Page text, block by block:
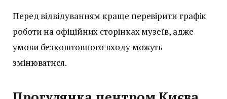
Перед відвідуванням краще перевірити графік
роботи на офіційних сторінках музеїв, адже
умови безкоштовного входу можуть
змінюватися.